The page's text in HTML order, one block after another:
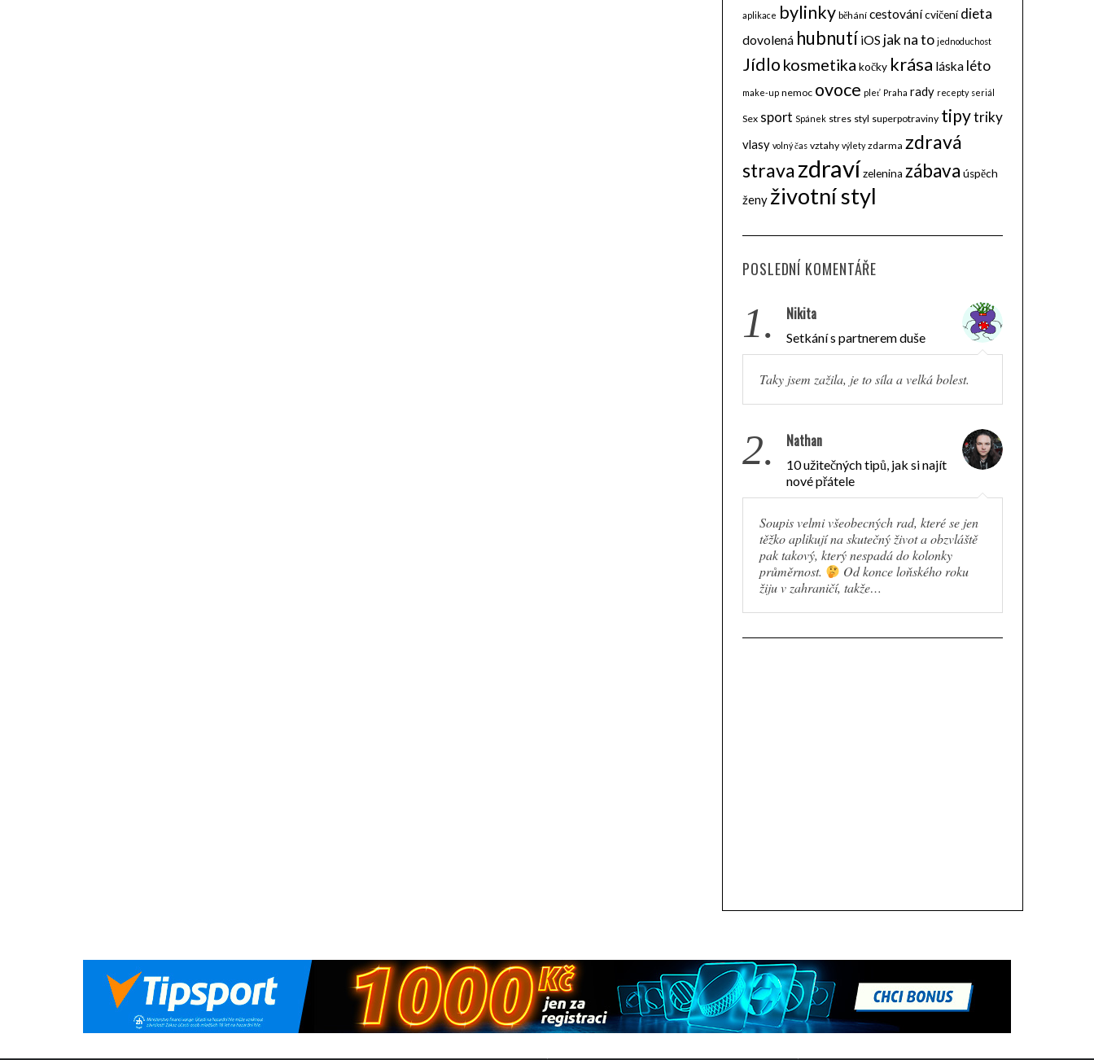
aplikace bylinky běhání cestovánícvičení dieta
dovolená hubnutí iOS jak na to jednoduchost
Jídlo kosmetika kočky krása láska léto
make-up nemoc ovoce pleť Praha rady recepty seriál
Sex sport Spánek stres styl superpotraviny tipytriky
vlasy volný čas vztahy výlety zdarma zdravá
stravazdravízelenina zábava úspěch
ženy životní styl
POSLEDNÍ KOMENTÁŘE
1. Nikita
Setkání s partnerem duše
Taky jsem zažila, je to síla a velká bolest.
2. Nathan
10 užitečných tipů, jak si najít
nové přátele
Soupis velmi všeobecných rad, které se jen
těžko aplikují na skutečný život a obzvláště
pak takový, který nespadá do kolonky
průměrnost.
Od konce loňského roku
žiju v zahraničí, takže…